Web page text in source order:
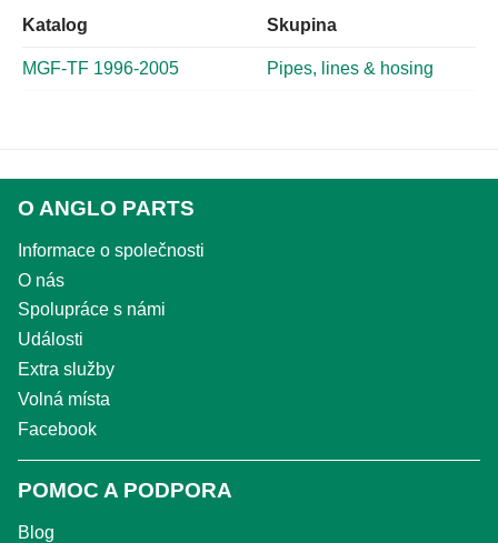
Katalog Skupina
MGF-TF 1996-2005 Pipes, lines & hosing
O ANGLO PARTS
Informace o společnosti
O nás
Spolupráce s námi
Události
Extra služby
Volná místa
Facebook
POMOC A PODPORA
Blog